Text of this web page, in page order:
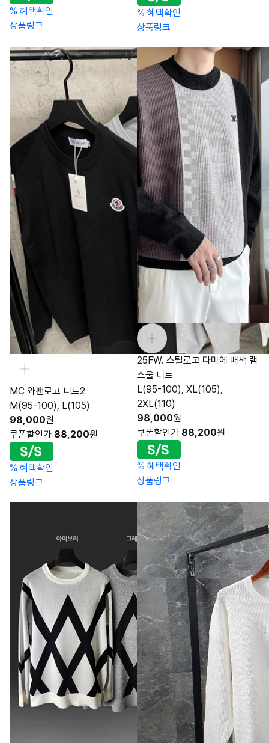
% 혜택확인
상품링크
% 혜택확인
상품링크
MC 와팬로고 니트2
M(95-100), L(105)
98,000원
쿠폰할인가 88,200원
% 혜택확인
상품링크
25FW. 스틸로고 다미에 배색 램
스울 니트
L(95-100), XL(105),
2XL(110)
98,000원
쿠폰할인가 88,200원
% 혜택확인
상품링크